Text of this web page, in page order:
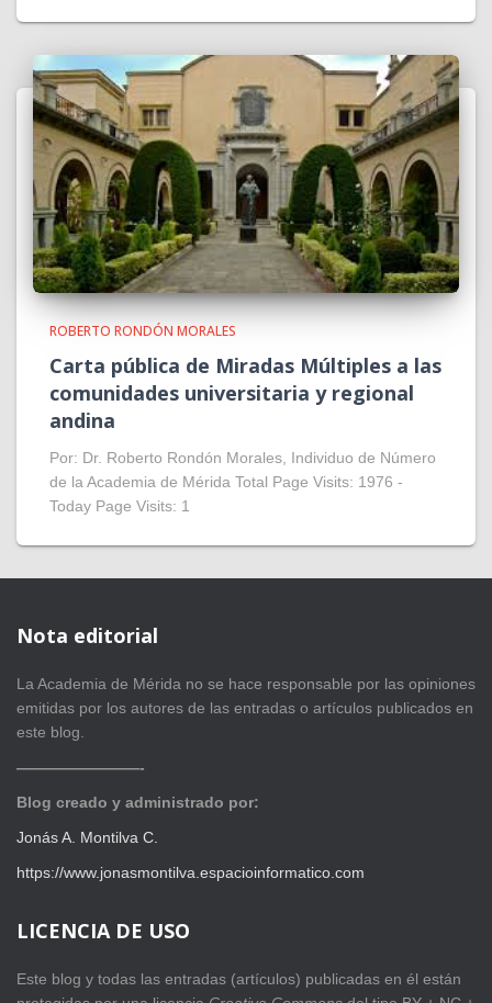
ROBERTO RONDÓN MORALES
Carta pública de Miradas Múltiples a las
comunidades universitaria y regional
andina
Por: Dr. Roberto Rondón Morales, Individuo de Número
de la Academia de Mérida Total Page Visits: 1976 -
Today Page Visits: 1
Nota editorial
La Academia de Mérida no se hace responsable por las opiniones
emitidas por los autores de las entradas o artículos publicados en
este blog.
————————-
Blog creado y administrado por:
Jonás A. Montilva C.
https://www.jonasmontilva.espacioinformatico.com
LICENCIA DE USO
Este blog y todas las entradas (artículos) publicadas en él están